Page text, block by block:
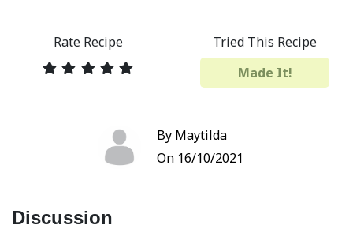
Rate Recipe
Tried This Recipe
Made It!
By Maytilda
On 16/10/2021
Discussion